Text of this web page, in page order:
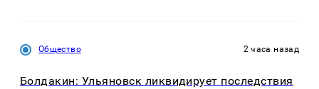
Общество 2 часа назад
Болдакин: Ульяновск ликвидирует последствия